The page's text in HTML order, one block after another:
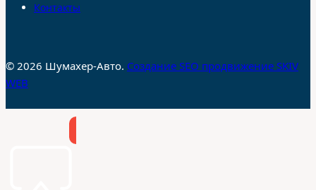
Контакты
© 2026 Шумахер-Авто. Создание SEO продвижение SKIV
WEB